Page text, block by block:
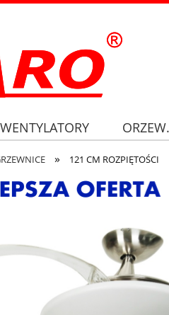
WENTYLATORY
» 121 CM ROZPIĘTOŚCI